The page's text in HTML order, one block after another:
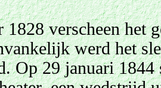
1828 verscheen het
werd het
Op 29 januari